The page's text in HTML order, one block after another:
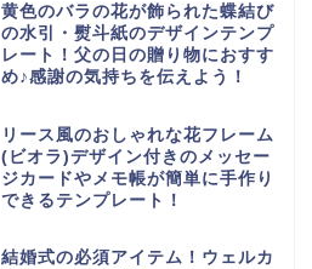
黄色のバラの花が飾られた蝶結び
の水引・熨斗紙のデザインテンプ
レート！父の日の贈り物におすす
め♪感謝の気持ちを伝えよう！
リース風のおしゃれな花フレーム
(ビオラ)デザイン付きのメッセー
ジカードやメモ帳が簡単に手作り
できるテンプレート！
結婚式の必須アイテム！ウェルカ